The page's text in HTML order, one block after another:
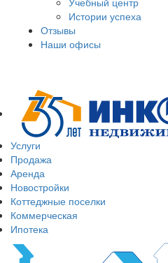
Истории успеха
Отзывы
Наши офисы
Услуги
Продажа
Аренда
Новостройки
Коттеджные поселки
Коммерческая
Ипотека